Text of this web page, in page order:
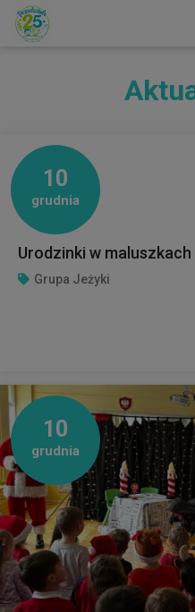
10
grudnia
Urodzinki w maluszkach
Grupa Jeżyki
10
grudnia